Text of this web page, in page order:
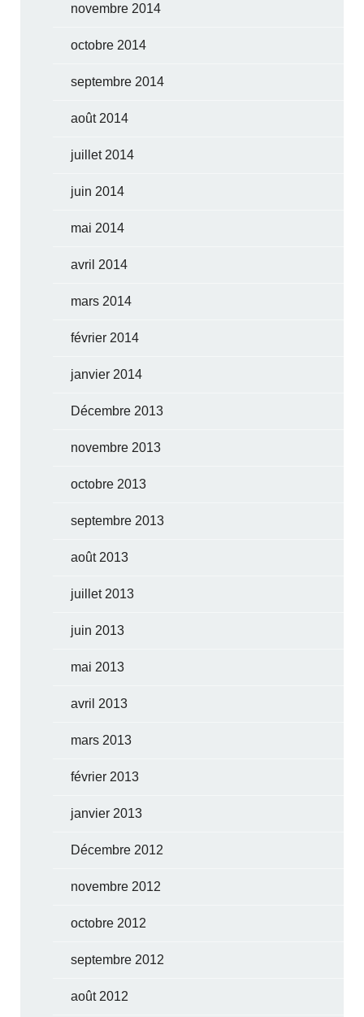
novembre 2014
octobre 2014
septembre 2014
août 2014
juillet 2014
juin 2014
mai 2014
avril 2014
mars 2014
février 2014
janvier 2014
Décembre 2013
novembre 2013
octobre 2013
septembre 2013
août 2013
juillet 2013
juin 2013
mai 2013
avril 2013
mars 2013
février 2013
janvier 2013
Décembre 2012
novembre 2012
octobre 2012
septembre 2012
août 2012